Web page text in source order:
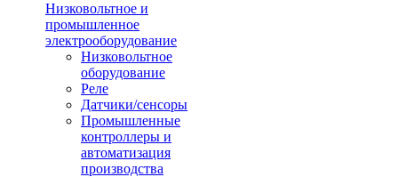
Низковольтное и
промышленное
электрооборудование
Низковольтное
оборудование
Реле
Датчики/сенсоры
Промышленные
контроллеры и
автоматизация
производства